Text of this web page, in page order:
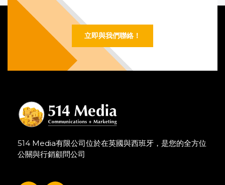
立即與我們聯絡！
514 Media有限公司位於在英國與西班牙，是您的全方位
公關與行銷顧問公司